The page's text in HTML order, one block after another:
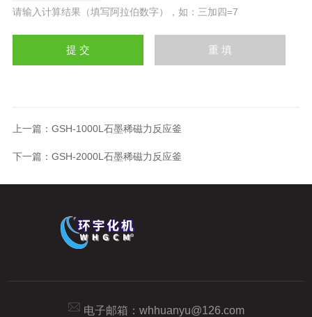
请输入计算结果（填写阿拉伯数字），如：三加四=7
上一篇： GSH-1000L石墨稀磁力反应釜
下一篇： GSH-2000L石墨稀磁力反应釜
电子邮箱： whhuanyu@126.com